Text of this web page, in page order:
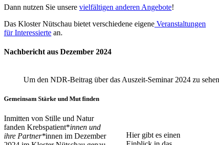
Dann nutzen Sie unsere vielfältigen anderen Angebote!
Das Kloster Nütschau bietet verschiedene eigene Veranstaltungen
für Interessierte an.
Nachbericht aus Dezember 2024
Um den NDR-Beitrag über das Auszeit-Seminar 2024 zu
Gemeinsam Stärke und Mut finden
Hier gibt es einen
Inmitten von Stille und Natur
fanden Krebspatient*innen und
ihre Partner*innen im Dezember